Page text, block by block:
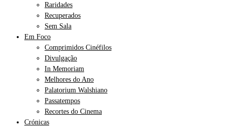
Raridades
Recuperados
Sem Sala
Em Foco
Comprimidos Cinéfilos
Divulgação
In Memoriam
Melhores do Ano
Palatorium Walshiano
Passatempos
Recortes do Cinema
Crónicas